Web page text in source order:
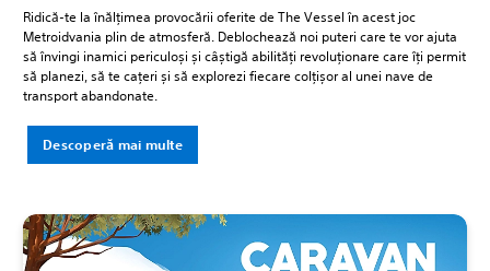
Ridică-te la înălțimea provocării oferite de The Vessel în acest joc
Metroidvania plin de atmosferă. Deblochează noi puteri care te vor ajuta
să învingi inamici periculoși și câștigă abilități revoluționare care îți permit
să planezi, să te cațeri și să explorezi fiecare colțișor al unei nave de
transport abandonate.
Descoperă mai multe